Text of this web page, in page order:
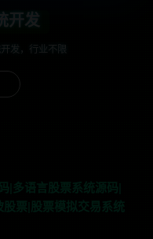
开发
发，行业不限
|多语言股票系统源码|
股票|股票模拟交易系统